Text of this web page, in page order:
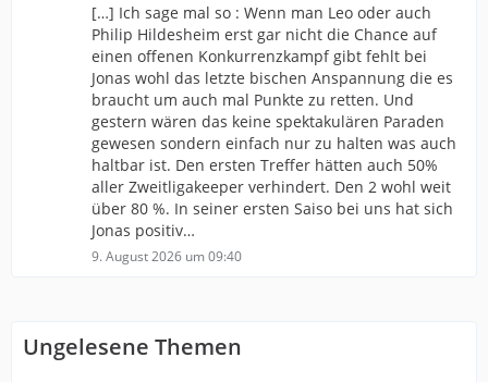
[…] Ich sage mal so : Wenn man Leo oder auch
Philip Hildesheim erst gar nicht die Chance auf
einen offenen Konkurrenzkampf gibt fehlt bei
Jonas wohl das letzte bischen Anspannung die es
braucht um auch mal Punkte zu retten. Und
gestern wären das keine spektakulären Paraden
gewesen sondern einfach nur zu halten was auch
haltbar ist. Den ersten Treffer hätten auch 50%
aller Zweitligakeeper verhindert. Den 2 wohl weit
über 80 %. In seiner ersten Saiso bei uns hat sich
Jonas positiv…
9. August 2026 um 09:40
Ungelesene Themen